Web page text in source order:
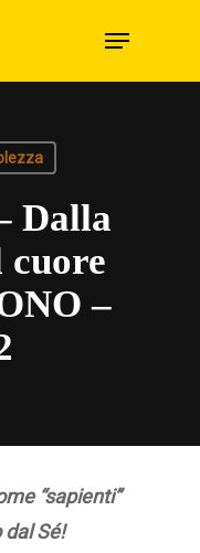
Menu
Dalla
–
“sapienti”
Sé!